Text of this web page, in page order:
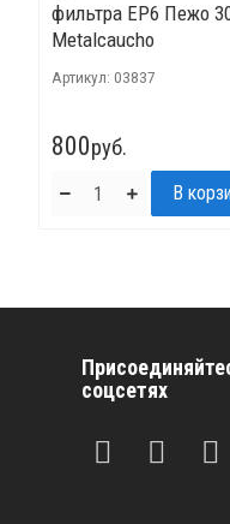
фильтра EP6 Пежо
Metalcaucho
Артикул: 03837
800руб.
соцсетях